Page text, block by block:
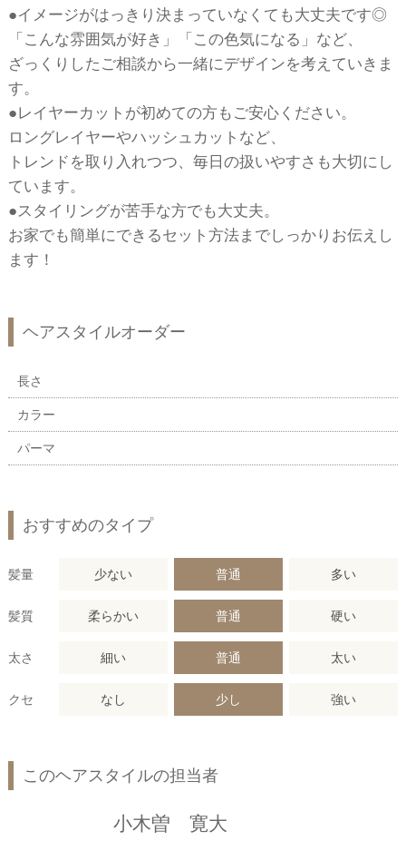
●イメージがはっきり決まっていなくても大丈夫です◎
「こんな雰囲気が好き」「この色気になる」など、
ざっくりしたご相談から一緒にデザインを考えていきま
す。
●レイヤーカットが初めての方もご安心ください。
ロングレイヤーやハッシュカットなど、
トレンドを取り入れつつ、毎日の扱いやすさも大切にし
ています。
●スタイリングが苦手な方でも大丈夫。
お家でも簡単にできるセット方法までしっかりお伝えし
ます！
ヘアスタイルオーダー
長さ
カラー
パーマ
おすすめのタイプ
髪量 少ない 普通 多い
髪質 柔らかい 普通 硬い
太さ 細い 普通 太い
クセ なし 少し 強い
このヘアスタイルの担当者
小木曽 寛大